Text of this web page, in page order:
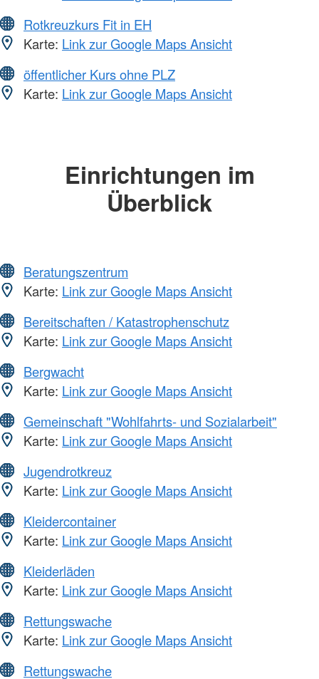
Rotkreuzkurs Fit in EH
Karte: Link zur Google Maps Ansicht
öffentlicher Kurs ohne PLZ
Karte: Link zur Google Maps Ansicht
Einrichtungen im
Überblick
Beratungszentrum
Karte: Link zur Google Maps Ansicht
Bereitschaften / Katastrophenschutz
Karte: Link zur Google Maps Ansicht
Bergwacht
Karte: Link zur Google Maps Ansicht
Gemeinschaft "Wohlfahrts- und Sozialarbeit"
Karte: Link zur Google Maps Ansicht
Jugendrotkreuz
Karte: Link zur Google Maps Ansicht
Kleidercontainer
Karte: Link zur Google Maps Ansicht
Kleiderläden
Karte: Link zur Google Maps Ansicht
Rettungswache
Karte: Link zur Google Maps Ansicht
Rettungswache